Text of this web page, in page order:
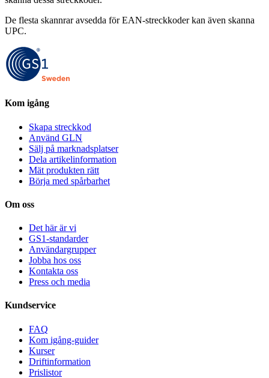
De flesta skannrar avsedda för EAN-streckkoder kan även skanna
UPC.
Kom igång
Skapa streckkod
Använd GLN
Sälj på marknadsplatser
Dela artikelinformation
Mät produkten rätt
Börja med spårbarhet
Om oss
Det här är vi
GS1-standarder
Användargrupper
Jobba hos oss
Kontakta oss
Press och media
Kundservice
FAQ
Kom igång-guider
Kurser
Driftinformation
Prislistor